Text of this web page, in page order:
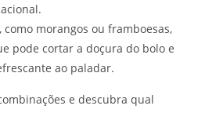
como morangos ou framboesas,
pode cortar a doçura do bolo e
ao paladar.
e descubra qual